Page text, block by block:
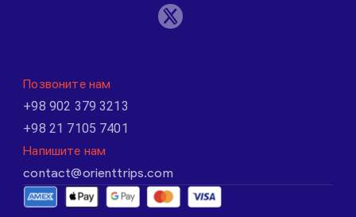
Позвоните нам
+98 902 379 3213
+98 21 7105 7401
Напишите нам
contact@orienttrips.com